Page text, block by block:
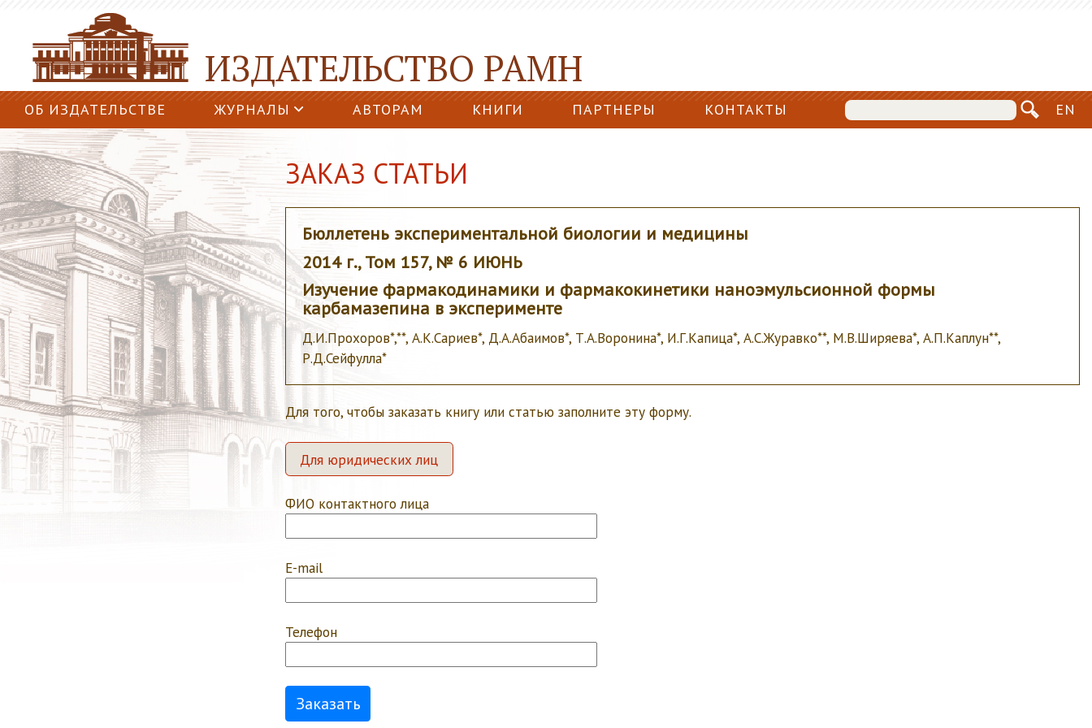
ИЗДАТЕЛЬСТВО РАМН
ОБ ИЗДАТЕЛЬСТВЕ ЖУРНАЛЫ АВТОРАМ КНИГИ ПАРТНЕРЫ КОНТАКТЫ EN
ЗАКАЗ СТАТЬИ
Бюллетень экспериментальной биологии и медицины
2014 г., Том 157, № 6 ИЮНЬ
Изучение фармакодинамики и фармакокинетики наноэмульсионной формы
карбамазепина в эксперименте
Д.И.Прохоров*,**, А.К.Сариев*, Д.А.Абаимов*, Т.А.Воронина*, И.Г.Капица*, А.С.Журавко**, М.В.Ширяева*, А.П.Каплун**,
Р.Д.Сейфулла*
Для того, чтобы заказать книгу или статью заполните эту форму.
Для юридических лиц
ФИО контактного лица
E-mail
Телефон